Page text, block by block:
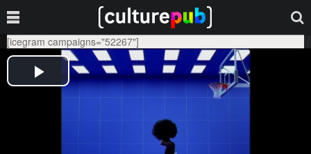
[icegram campaigns="52267"]